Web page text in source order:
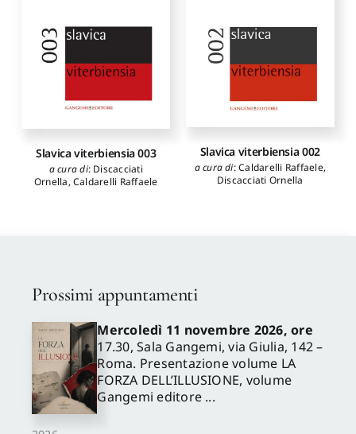
Slavica viterbiensia 003
a cura di: Discacciati
Ornella,Caldarelli Raffaele
Slavica viterbiensia 002
a cura di:Caldarelli Raffaele,
Discacciati Ornella
Prossimi appuntamenti
Mercoledì 11 novembre 2026, ore
17.30, Sala Gangemi, via Giulia, 142 –
Roma. Presentazione volume LA
FORZA DELL’ILLUSIONE, volume
Gangemi editore ...